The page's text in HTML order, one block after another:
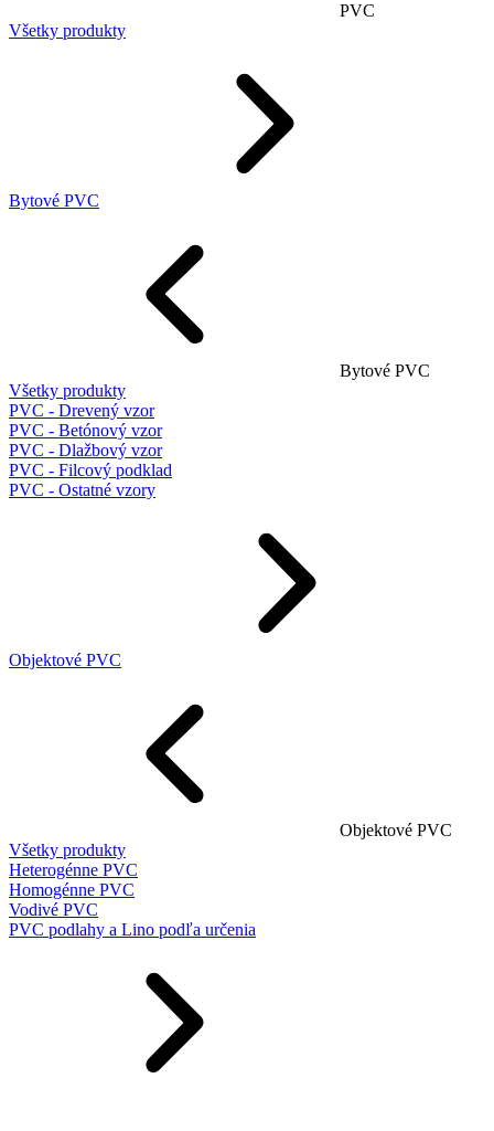
PVC
Všetky produkty
Bytové PVC
Bytové PVC
Všetky produkty
PVC - Drevený vzor
PVC - Betónový vzor
PVC - Dlažbový vzor
PVC - Filcový podklad
PVC - Ostatné vzory
Objektové PVC
Objektové PVC
Všetky produkty
Heterogénne PVC
Homogénne PVC
Vodivé PVC
PVC podlahy a Lino podľa určenia